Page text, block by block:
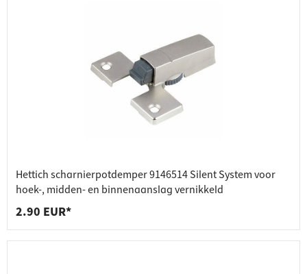
Hettich scharnierpotdemper 9146514 Silent System voor
hoek-, midden- en binnenaanslag vernikkeld
2.90 EUR*